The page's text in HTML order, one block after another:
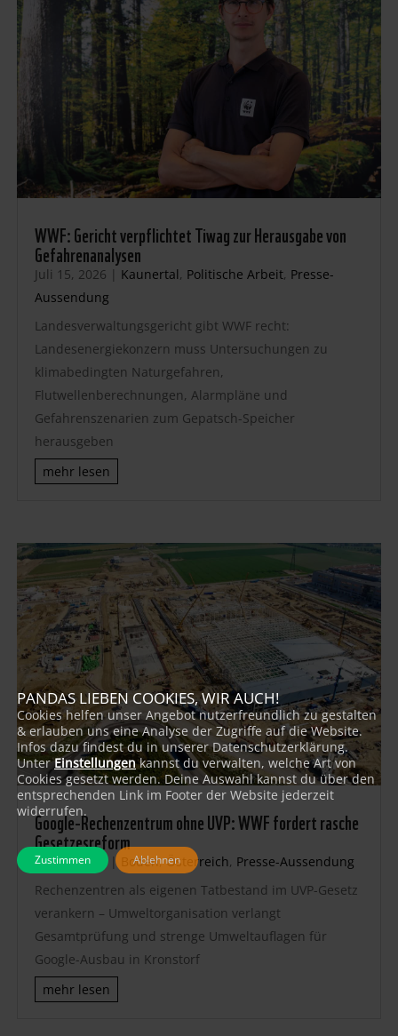
WWF: Gericht verpflichtet Tiwag zur Herausgabe von
Gefahrenanalysen
Juli 15, 2026 | Kaunertal, Politische Arbeit, Presse-
Aussendung
Landesverwaltungsgericht gibt WWF recht:
Landesenergiekonzern muss Untersuchungen zu
klimabedingten Naturgefahren,
Flutwellenberechnungen, Alarmpläne und
Gefahrenszenarien zum Gepatsch-Speicher
herausgeben
mehr lesen
Google-Rechenzentrum ohne UVP: WWF fordert rasche
Gesetzesreform
Juli 15, 2026 | Boden,Österreich, Presse-Aussendung
Rechenzentren als eigenen Tatbestand im UVP-Gesetz
verankern – Umweltorganisation verlangt
Gesamtprüfung und strenge Umweltauflagen für
Google-Ausbau in Kronstorf
mehr lesen
PANDAS LIEBEN COOKIES, WIR AUCH!
Cookies helfen unser Angebot nutzerfreundlich zu gestalten
& erlauben uns eine Analyse der Zugriffe auf die Website.
Infos dazu findest du in unserer Datenschutzerklärung.
UnterEinstellungen kannst du verwalten, welche Art von
Cookies gesetzt werden. Deine Auswahl kannst du über den
entsprechenden Link im Footer der Website jederzeit
widerrufen.
Zustimmen Ablehnen